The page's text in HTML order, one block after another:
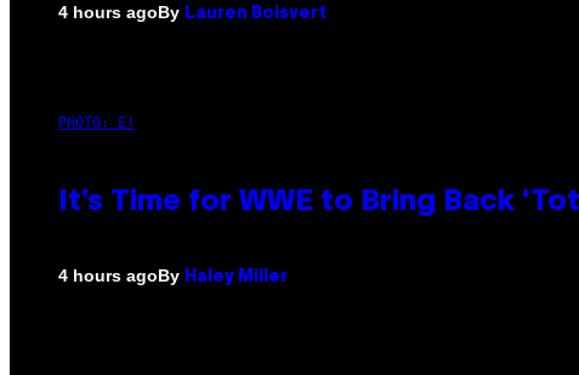
4 hours agoBy Lauren Boisvert
PHOTO: E!
It’s Time for WWE to Bring Back
4 hours agoBy Haley Miller